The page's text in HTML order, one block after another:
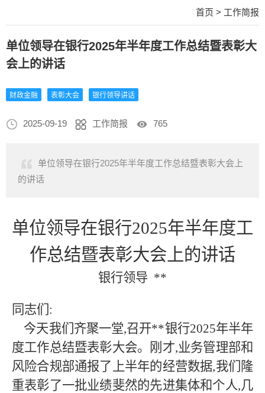
首页 > 工作简报
单位领导在银行2025年半年度工作总结暨表彰大
会上的讲话
财政金融 表彰大会 银行领导讲话
2025-09-19 工作简报 765
单位领导在银行2025年半年度工作总结暨表彰大会上
的讲话
单位领导在银行2025年半年度工
作总结暨表彰大会上的讲话
银行领导 **
同志们 :
今天我们齐聚一堂,召开**银行2025年半年
度工作总结暨表彰大会。刚才,业务管理部和
风险合规部通报了上半年的经营数据,我们隆
重表彰了一批业绩斐然的先进集体和个人,几